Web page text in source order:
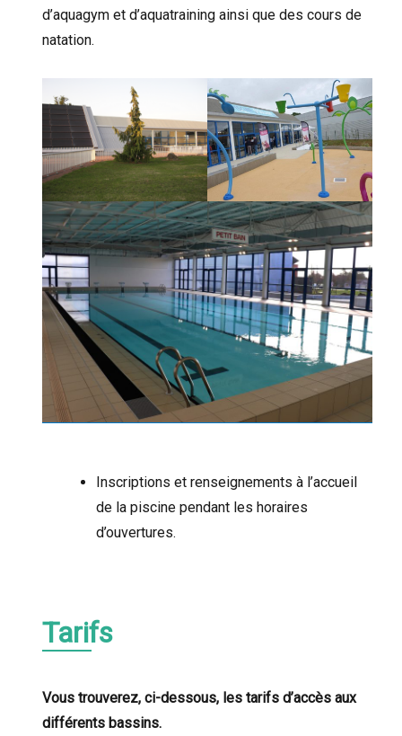
d’aquagym et d’aquatraining ainsi que des cours de
natation.
Inscriptions et renseignements à l’accueil
de la piscine pendant les horaires
d’ouvertures.
Tarifs
Vous trouverez, ci-dessous, les tarifs d’accès aux
différents bassins.